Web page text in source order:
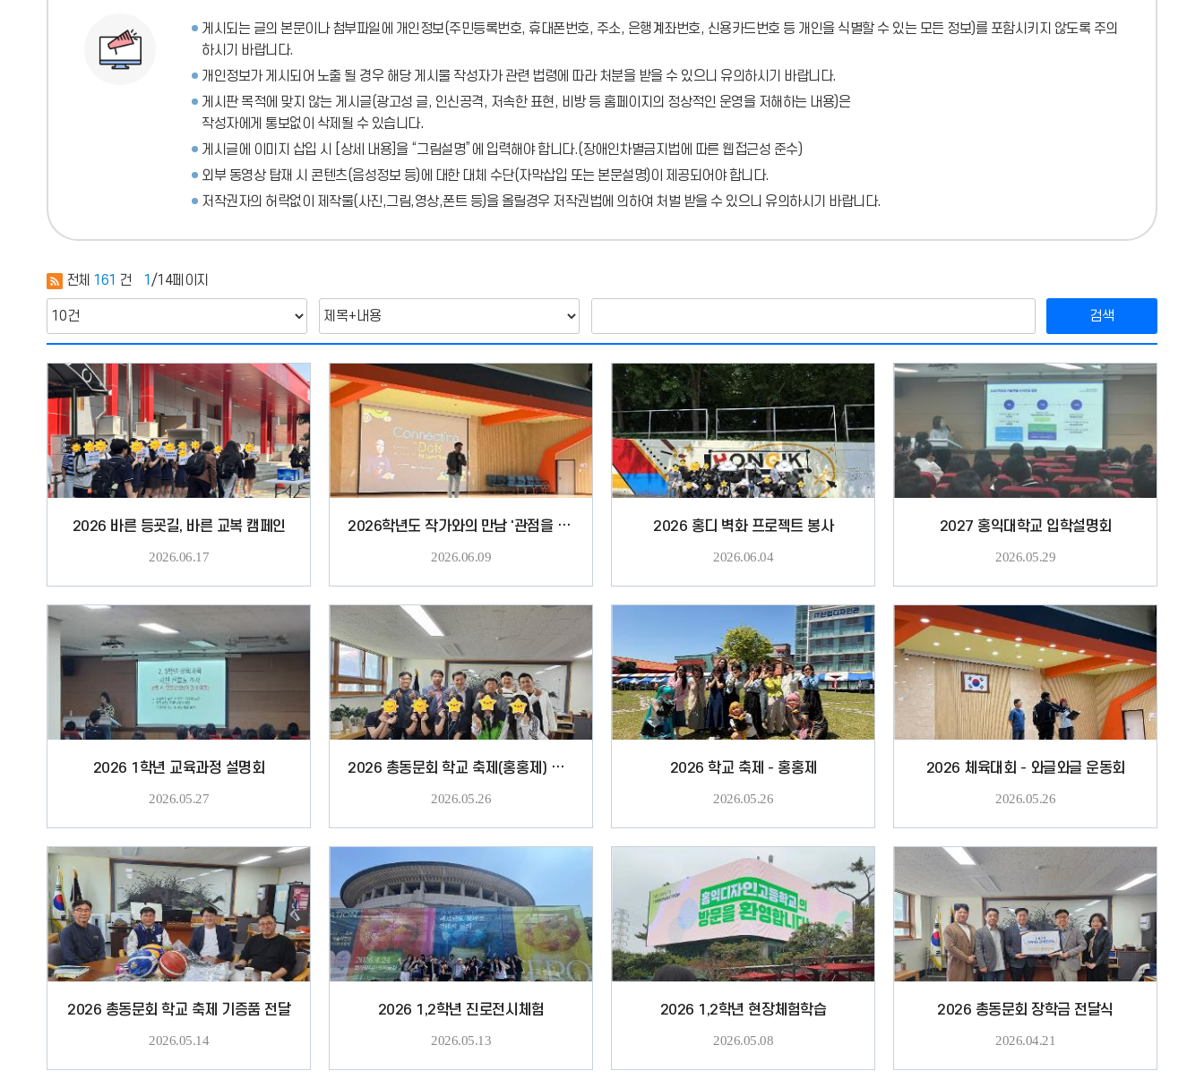
게시되는 글의 본문이나 첨부파일에 개인정보(주민등록번호, 휴대폰번호, 주소, 은행계좌번호, 신용카드번호 등 개인을 식별할 수 있는 모든 정보)를 포함시키지 않도록 주의
하시기 바랍니다.
개인정보가 게시되어 노출 될 경우 해당 게시물 작성자가 관련 법령에 따라 처분을 받을 수 있으니 유의하시기 바랍니다.
게시판 목적에 맞지 않는 게시글(광고성 글, 인신공격, 저속한 표현, 비방 등 홈페이지의 정상적인 운영을 저해하는 내용)은
작성자에게 통보없이 삭제될 수 있습니다.
게시글에 이미지 삽입 시 [상세 내용]을 “그림설명”에 입력해야 합니다.(장애인차별금지법에 따른 웹접근성 준수)
외부 동영상 탑재 시 콘텐츠(음성정보 등)에 대한 대체 수단(자막삽입 또는 본문설명)이 제공되어야 합니다.
저작권자의 허락없이 제작물(사진,그림,영상,폰트 등)을 올릴경우 저작권법에 의하여 처벌 받을 수 있으니 유의하시기 바랍니다.
전체 161 건 1 /14페이지
검색
2026 바른 등굣길, 바른 교복 캠페인
2026.06.17
2026학년도 작가와의 만남 '관점을 디자인하라' 박용후 디자이너
2026.06.09
2026 홍디 벽화 프로젝트 봉사
2026.06.04
2027 홍익대학교 입학설명회
2026.05.29
2026 1학년 교육과정 설명회
2026.05.27
2026 총동문회 학교 축제(홍홍제) 방문
2026.05.26
2026 학교 축제 - 홍홍제
2026.05.26
2026 체육대회 - 와글와글 운동회
2026.05.26
2026 총동문회 학교 축제 기증품 전달
2026.05.14
2026 1,2학년 진로전시체험
2026.05.13
2026 1,2학년 현장체험학습
2026.05.08
2026 총동문회 장학금 전달식
2026.04.21